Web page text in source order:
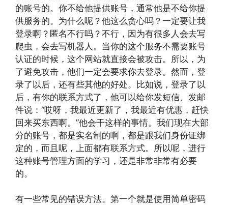
的账号的。你不给他提供账号，通常他是不给你提
供服务的。为什么呢？他这么贪心吗？一定要让我
登录啊？匿名不行吗？不行，因为有很多人会去写
爬虫，会去写机器人。当你的这个服务不需要账号
认证的时候，这个网站就直接会被攻击。所以，为
了避免攻击，他们一定会要求你去登录。然而，登
录了以后，还有些其他的好处。比如说，登录了以
后，有你的联系方式了，他可以给你发短信、发邮
件说：“哎呀，我最近更新了，我最近有优惠，赶快
回来买东西啊。”他会干这样的事情。我们现在大部
分的账号，都是实名制的啊，都是跟我们身份证绑
定的，而且呢，上面都有联系方式。所以呢，进行
这种账号管理方面的学习，还是非常非常有必要
的。
有一些常见的错误方法。第一个就是使用简单密码